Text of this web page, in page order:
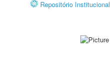
Repositório